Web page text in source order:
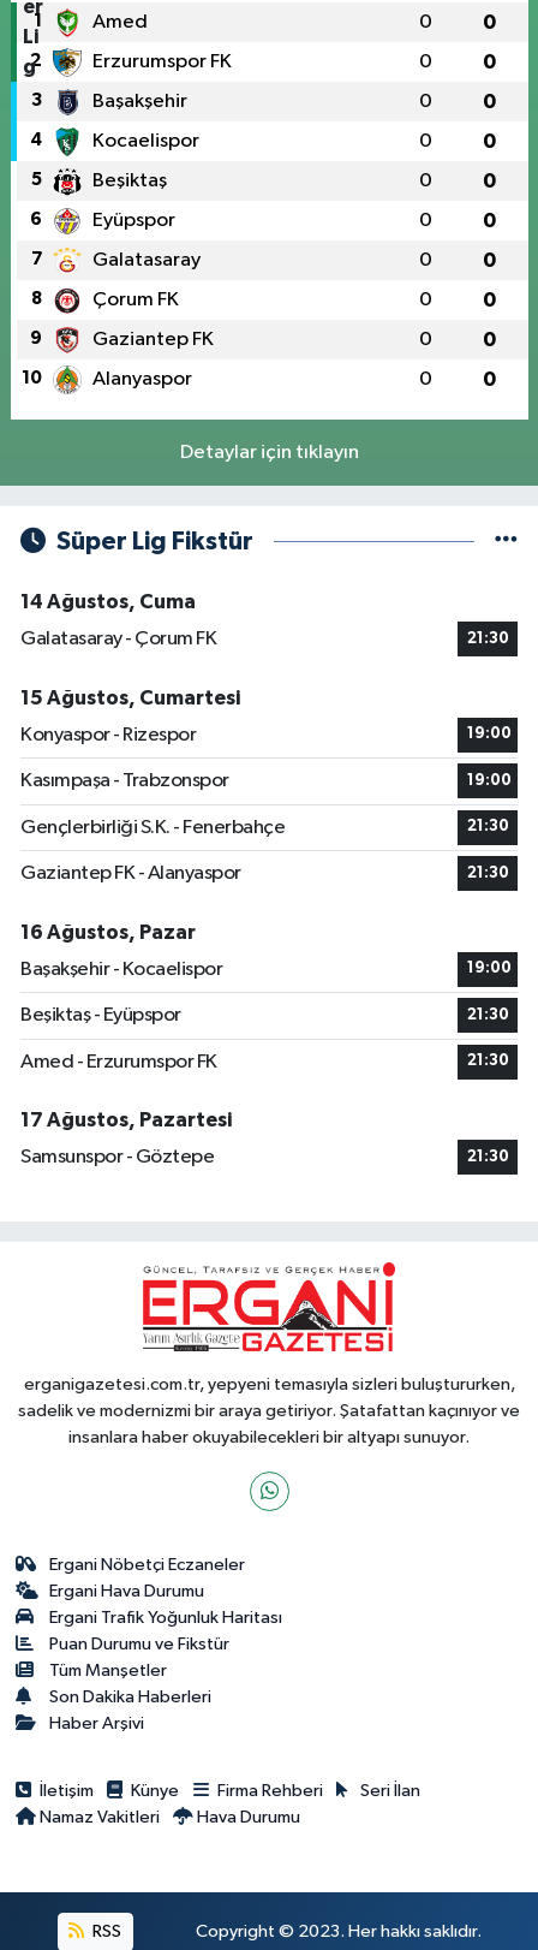
1 Amed 0 0
2 Erzurumspor FK 0 0
3 Başakşehir 0 0
4 Kocaelispor 0 0
5 Beşiktaş 0 0
6 Eyüpspor 0 0
7 Galatasaray 0 0
8 Çorum FK 0 0
9 Gaziantep FK 0 0
10 Alanyaspor 0 0
Detaylar için tıklayın
Süper Lig Fikstür
14 Ağustos, Cuma
Galatasaray - Çorum FK
21:30
15 Ağustos, Cumartesi
Konyaspor - Rizespor
19:00
Kasımpaşa - Trabzonspor 19:00
Gençlerbirliği S.K. - Fenerbahçe 21:30
Gaziantep FK - Alanyaspor 21:30
16 Ağustos, Pazar
Başakşehir - Kocaelispor
19:00
Beşiktaş - Eyüpspor 21:30
Amed - Erzurumspor FK 21:30
17 Ağustos, Pazartesi
Samsunspor - Göztepe
21:30
erganigazetesi.com.tr, yepyeni temasıyla sizleri buluştururken,
sadelik ve modernizmi bir araya getiriyor. Şatafattan kaçınıyor ve
insanlara haber okuyabilecekleri bir altyapı sunuyor.
Ergani Nöbetçi Eczaneler
Ergani Hava Durumu
Ergani Trafik Yoğunluk Haritası
Puan Durumu ve Fikstür
Tüm Manşetler
Son Dakika Haberleri
Haber Arşivi
İletişim Künye Firma Rehberi
Seri İlan
Namaz Vakitleri
Hava Durumu
RSS Copyright © 2023. Her hakkı saklıdır.